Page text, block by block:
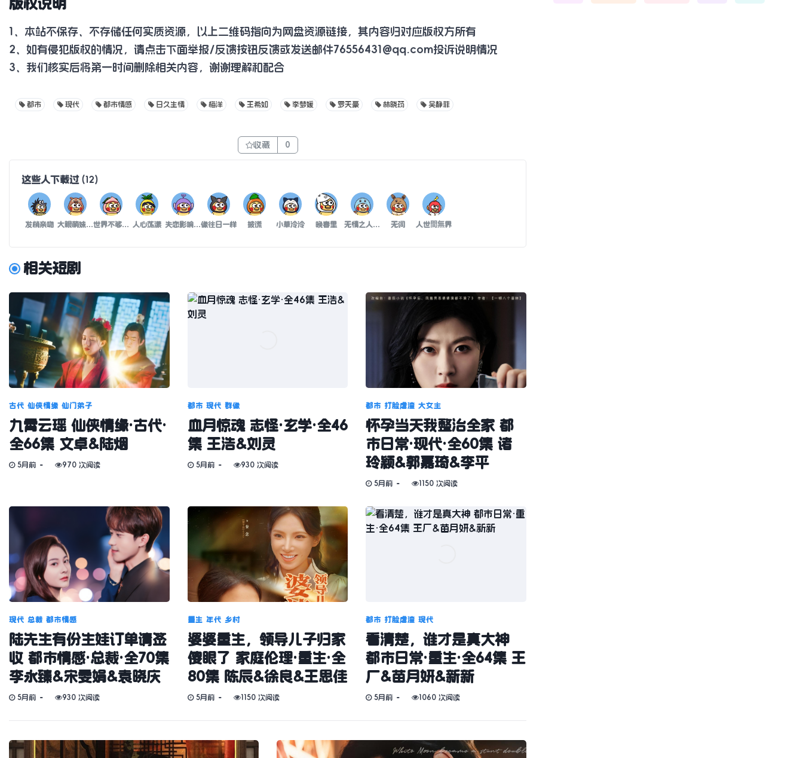
版权说明
1、本站不保存、不存储任何实质资源，以上二维码指向为网盘资源链接，其内容归对应版权方所有
2、如有侵犯版权的情况，请点击下面举报/反馈按钮反馈或发送邮件76556431@qq.com投诉说明情况
3、我们核实后将第一时间删除相关内容，谢谢理解和配合
都市 现代 都市情感 日久生情 梅洋 王希如 李梦媛 罗天豪 林晓筠 吴静菲
收藏 0
这些人下载过(12)
发梢亲吻 大眼萌妹李荣浩 世界不够温柔 人心荡漾 失恋影响学习像往日一样 披谎 小草泠泠 晚春里 无情之人的有情是真情 无词 人世間無界
相关短剧
古代 仙侠情缘 仙门弟子
九霄云瑶 仙侠情缘·古代·
全66集 文卓&陆烟
5月前 970 次阅读
都市 现代 群像
血月惊魂 志怪·玄学·全46
集 王浩&刘灵
5月前 930 次阅读
都市 打脸虐渣 大女主
怀孕当天我整治全家 都
市日常·现代·全60集 诸
玲颖&郭嘉琦&李平
5月前 1150 次阅读
现代 总裁 都市情感
陆先生有份生娃订单请签
收 都市情感·总裁·全70集
李永臻&宋雯娟&袁晓庆
5月前 930 次阅读
重生 年代 乡村
婆婆重生，领导儿子归家
傻眼了 家庭伦理·重生·全
80集 陈辰&徐良&王思佳
5月前 1150 次阅读
都市 打脸虐渣 现代
看清楚，谁才是真大神
都市日常·重生·全64集 王
厂&苗月妍&新新
5月前 1060 次阅读